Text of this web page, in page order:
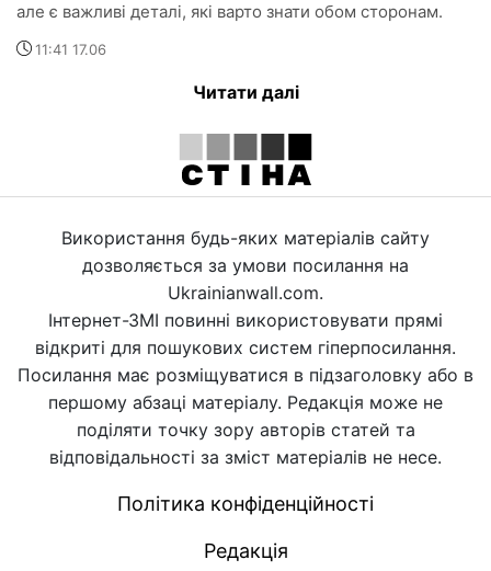
але є важливі деталі, які варто знати обом сторонам.
11:41 17.06
Читати далі
Використання будь-яких матеріалів сайту
дозволяється за умови посилання на
Ukrainianwall.com.
Інтернет-ЗМІ повинні використовувати прямі
відкриті для пошукових систем гіперпосилання.
Посилання має розміщуватися в підзаголовку або в
першому абзаці матеріалу. Редакція може не
поділяти точку зору авторів статей та
відповідальності за зміст матеріалів не несе.
Політика конфіденційності
Редакція